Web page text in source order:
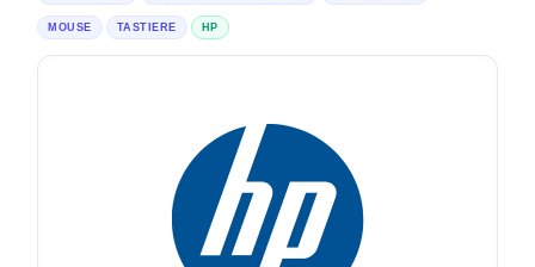
MOUSE TASTIERE HP